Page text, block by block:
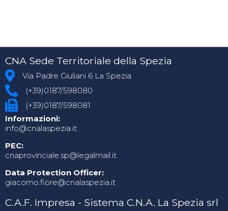
CNA Sede Territoriale della Spezia
Via Padre Giuliani 6 La Spezia
(+39)0187/598080
(+39)0187/598081
Informazioni:
info@cnalaspezia.it
PEC:
cnaprovinciale.sp@legalmail.it
Data Protection Officer:
giacomo.fiore@cnalaspezia.it
C.A.F. Impresa - Sistema C.N.A. La Spezia srl